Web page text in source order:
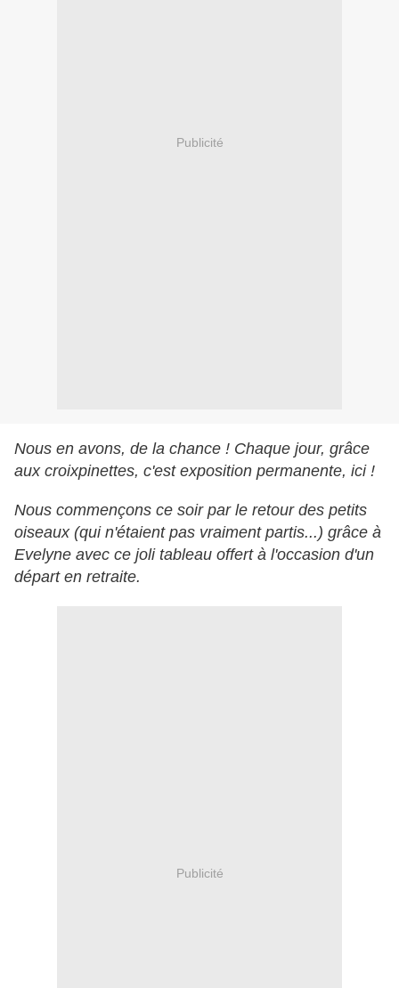
Publicité
Nous en avons, de la chance ! Chaque jour, grâce
aux croixpinettes, c'est exposition permanente, ici !
Nous commençons ce soir par le retour des petits
oiseaux (qui n'étaient pas vraiment partis...) grâce à
Evelyne avec ce joli tableau offert à l'occasion d'un
départ en retraite.
Publicité